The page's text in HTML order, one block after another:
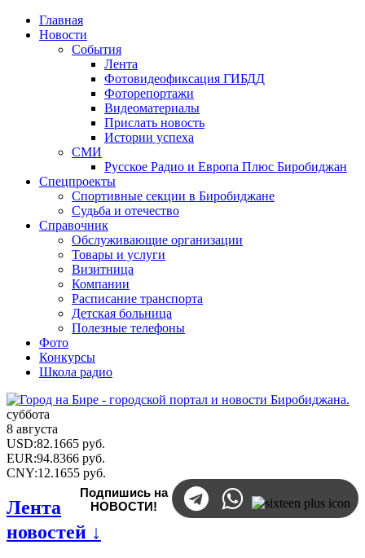
Главная
Новости
События
Лента
Фотовидеофиксация ГИБДД
Фоторепортажи
Видеоматериалы
Прислать новость
Истории успеха
СМИ
Русское Радио и Европа Плюс Биробиджан
Спецпроекты
Спортивные секции в Биробиджане
Судьба и отечество
Справочник
Обслуживающие организации
Товары и услуги
Визитница
Компании
Расписание транспорта
Детская больница
Полезные телефоны
Фото
Конкурсы
Школа радио
суббота
8 августа
USD:82.1665 руб.
EUR:94.8366 руб.
CNY:12.1655 руб.
Подпишись на
НОВОСТИ!
Лента
новостей ↓